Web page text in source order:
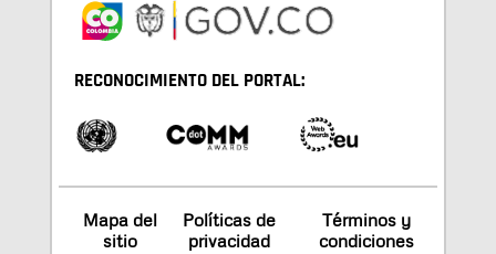
RECONOCIMIENTO DEL PORTAL:
Mapa del
sitio
Políticas de
privacidad
Términos y
condiciones